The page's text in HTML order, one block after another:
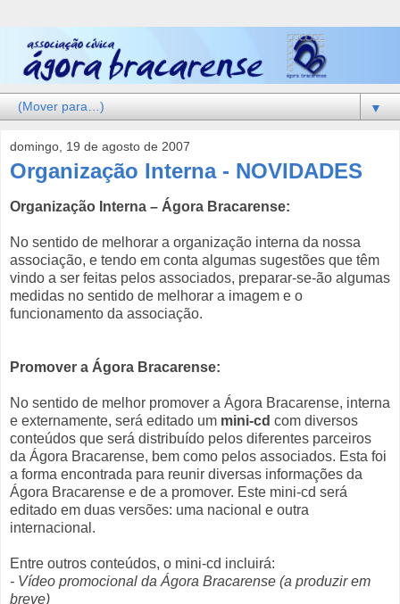
▼
domingo, 19 de agosto de 2007
Organização Interna - NOVIDADES
Organização Interna – Ágora Bracarense:
No sentido de melhorar a organização interna da nossa
associação, e tendo em conta algumas sugestões que têm
vindo a ser feitas pelos associados, preparar-se-ão algumas
medidas no sentido de melhorar a imagem e o
funcionamento da associação.
Promover a Ágora Bracarense:
No sentido de melhor promover a Ágora Bracarense, interna
e externamente, será editado um mini-cd com diversos
conteúdos que será distribuído pelos diferentes parceiros
da Ágora Bracarense, bem como pelos associados. Esta foi
a forma encontrada para reunir diversas informações da
Ágora Bracarense e de a promover. Este mini-cd será
editado em duas versões: uma nacional e outra
internacional.
Entre outros conteúdos, o mini-cd incluirá:
- Vídeo promocional da Ágora Bracarense (a produzir em
breve)